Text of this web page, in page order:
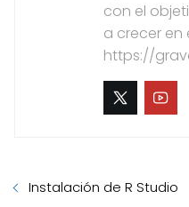
con el
a crecer en
https://
Instalación de R Studio